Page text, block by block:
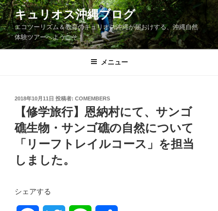
コ
ン
テ
ン
ツ
キュリオス沖縄ブログ
エコツーリズム＆教育のキュリオス沖縄が届おけする、沖縄自然
体験ツアーへようこそ！
メニュー
投
2018年10月11日 投稿者: COMEMBERS
【修学旅行】恩納村にて、サンゴ
礁生物・サンゴ礁の自然について
「リーフトレイルコース」を担当
しました。
シェアする